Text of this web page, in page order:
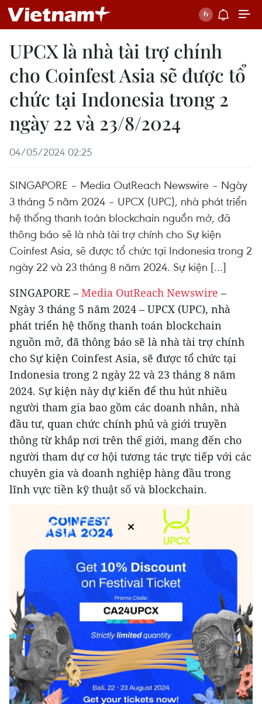
UPCX là nhà tài trợ chính
cho Coinfest Asia sẽ được tổ
chức tại Indonesia trong 2
ngày 22 và 23/8/2024
04/05/2024 02:25
SINGAPORE – Media OutReach Newswire – Ngày
3 tháng 5 năm 2024 – UPCX (UPC), nhà phát triển
hệ thống thanh toán blockchain nguồn mở, đã
thông báo sẽ là nhà tài trợ chính cho Sự kiện
Coinfest Asia, sẽ được tổ chức tại Indonesia trong 2
ngày 22 và 23 tháng 8 năm 2024. Sự kiện […]
SINGAPORE – Media OutReach Newswire –
Ngày 3 tháng 5 năm 2024 – UPCX (UPC), nhà
phát triển hệ thống thanh toán blockchain
nguồn mở, đã thông báo sẽ là nhà tài trợ chính
cho Sự kiện Coinfest Asia, sẽ được tổ chức tại
Indonesia trong 2 ngày 22 và 23 tháng 8 năm
2024. Sự kiện này dự kiến để thu hút nhiều
người tham gia bao gồm các doanh nhân, nhà
đầu tư, quan chức chính phủ và giới truyền
thông từ khắp nơi trên thế giới, mang đến cho
người tham dự cơ hội tương tác trực tiếp với các
chuyên gia và doanh nghiệp hàng đầu trong
lĩnh vực tiền kỹ thuật số và blockchain.